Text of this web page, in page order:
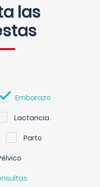
las
Embarazo
Lactancia
Parto